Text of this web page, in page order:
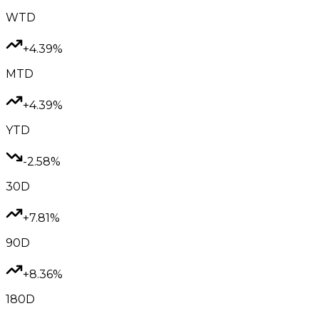
WTD
+4.39%
MTD
+4.39%
YTD
-2.58%
30D
+7.81%
90D
+8.36%
180D